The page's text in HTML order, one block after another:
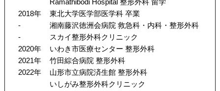
Ramathibodi Hospital 整形外科 留学
2018年
東北大学医学部医学科 卒業
-
湘南藤沢徳洲会病院 救急科・内科・整形外科
-
スカイ整形外科クリニック
2020年
いわき市医療センター 整形外科
2021年
竹田綜合病院 整形外科
2022年
山形市立病院済生館 整形外科
いしがみ整形外科クリニック